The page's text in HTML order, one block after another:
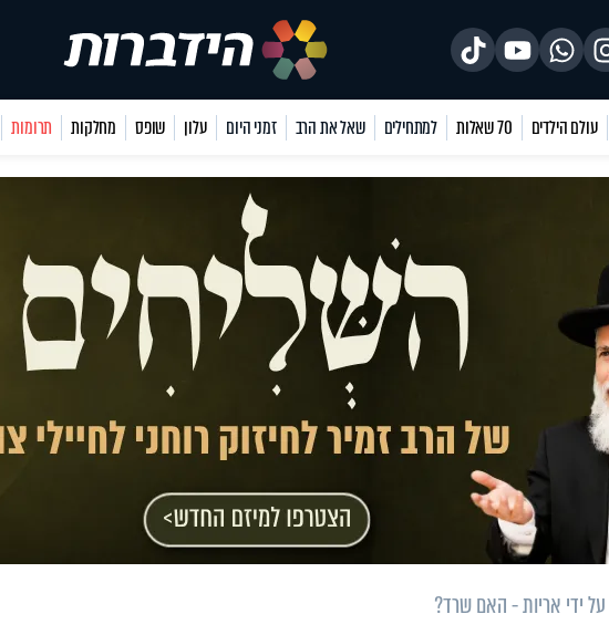
עולם הילדים 70 שאלות למתחילים שאל את הרב זמני היום עלון שופס מחלקות תרומות
על ידי אריות - האם שרד?